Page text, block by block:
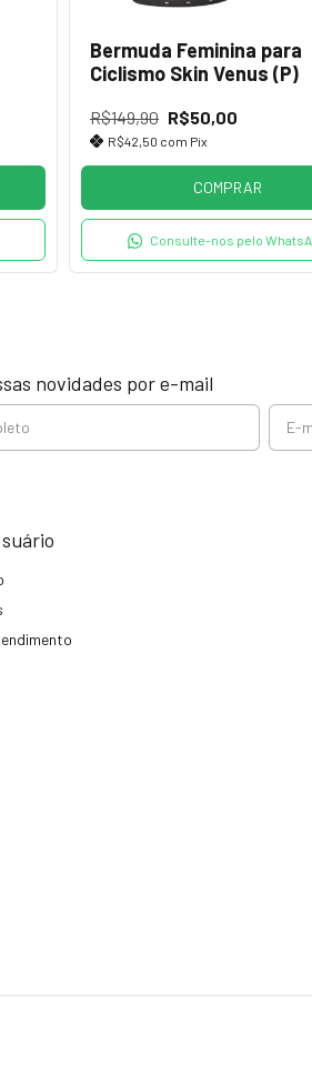
Bermuda Feminina para
Ciclismo Skin Venus (P)
R$149,90 R$50,00
R$42,50 com Pix
COMPRAR
Consulte-nos pelo
novidades por e-mail